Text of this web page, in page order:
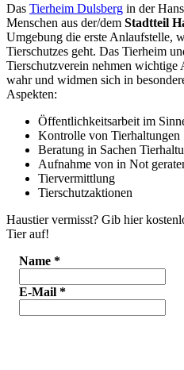
Das Tierheim Dulsberg in der
Menschen aus der/dem Stadtteil
Umgebung die erste Anlaufstelle,
Tierschutzes geht. Das Tierheim
Tierschutzverein nehmen wichtige
wahr und widmen sich in
Aspekten:
Öffentlichkeitsarbeit im
Kontrolle von Tierhaltungen
Beratung in Sachen
Aufnahme von in Not
Tiervermittlung
Tierschutzaktionen
Haustier vermisst? Gib hier
Tier auf!
Name *
E-Mail *